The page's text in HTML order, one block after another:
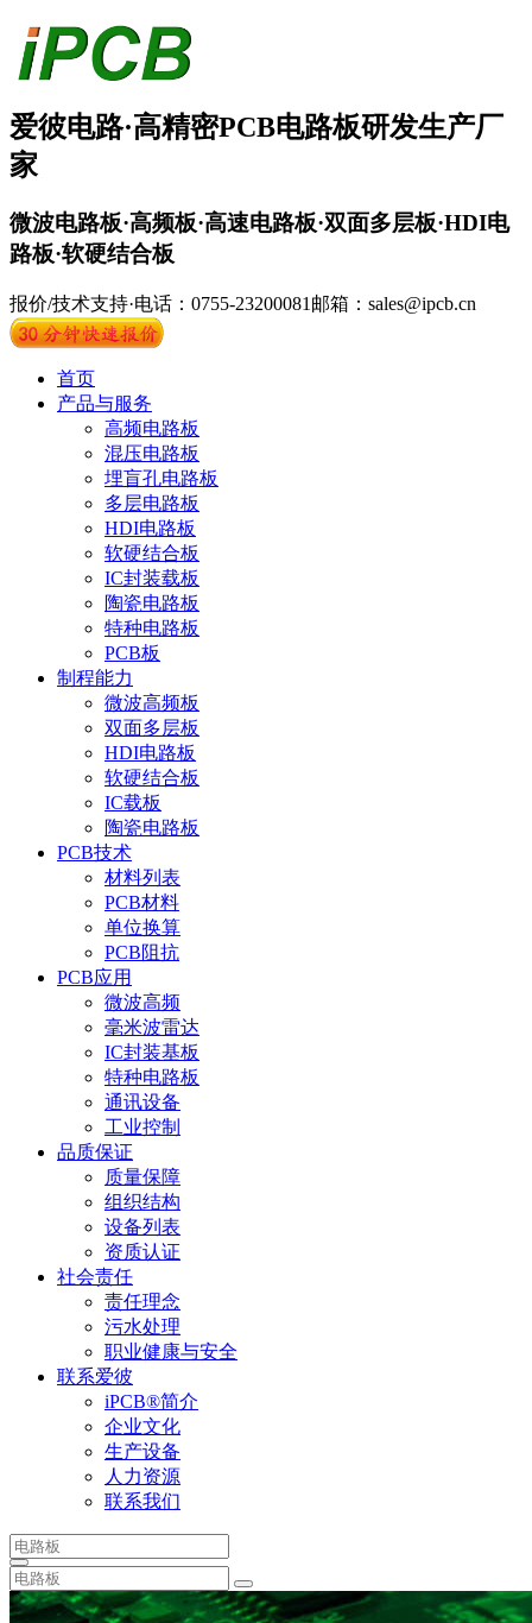
爱彼电路·高精密PCB电路板研发生产厂
家
微波电路板·高频板·高速电路板·双面多层板·HDI电
路板·软硬结合板
报价/技术支持·电话：0755-23200081 邮箱：sales@ipcb.cn
首页
产品与服务
高频电路板
混压电路板
埋盲孔电路板
多层电路板
HDI电路板
软硬结合板
IC封装载板
陶瓷电路板
特种电路板
PCB板
制程能力
微波高频板
双面多层板
HDI电路板
软硬结合板
IC载板
陶瓷电路板
PCB技术
材料列表
PCB材料
单位换算
PCB阻抗
PCB应用
微波高频
毫米波雷达
IC封装基板
特种电路板
通讯设备
工业控制
品质保证
质量保障
组织结构
设备列表
资质认证
社会责任
责任理念
污水处理
职业健康与安全
联系爱彼
iPCB®简介
企业文化
生产设备
人力资源
联系我们